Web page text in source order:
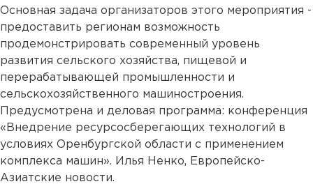
Основная задача организаторов этого мероприятия -
предоставить регионам возможность
продемонстрировать современный уровень
развития сельского хозяйства, пищевой и
перерабатывающей промышленности и
сельскохозяйственного машиностроения.
Предусмотрена и деловая программа: конференция
«Внедрение ресурсосберегающих технологий в
условиях Оренбургской области с применением
комплекса машин». Илья Ненко, Европейско-
Азиатские новости.